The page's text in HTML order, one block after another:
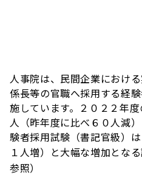
人事院は、民間企業におけ
係長等の官職へ採用する経
施しています。２０２２年
人（昨年度に比べ６０人減
験者採用試験（書記官級）
１人増）と大幅な増加とな
参照）